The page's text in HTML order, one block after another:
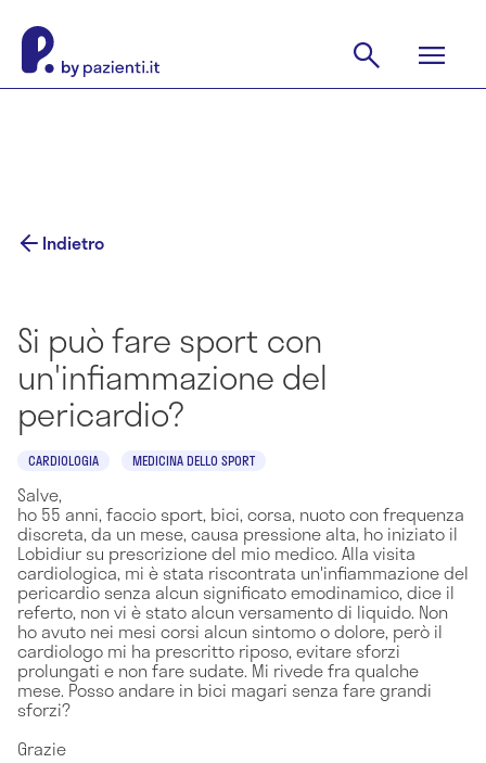
Indietro
Si può fare sport con
un'infiammazione del
pericardio?
CARDIOLOGIA MEDICINA DELLO SPORT
Salve,
ho 55 anni, faccio sport, bici, corsa, nuoto con frequenza
discreta, da un mese, causa pressione alta, ho iniziato il
Lobidiur su prescrizione del mio medico. Alla visita
cardiologica, mi è stata riscontrata un'infiammazione del
pericardio senza alcun significato emodinamico, dice il
referto, non vi è stato alcun versamento di liquido. Non
ho avuto nei mesi corsi alcun sintomo o dolore, però il
cardiologo mi ha prescritto riposo, evitare sforzi
prolungati e non fare sudate. Mi rivede fra qualche
mese. Posso andare in bici magari senza fare grandi
sforzi?
Grazie